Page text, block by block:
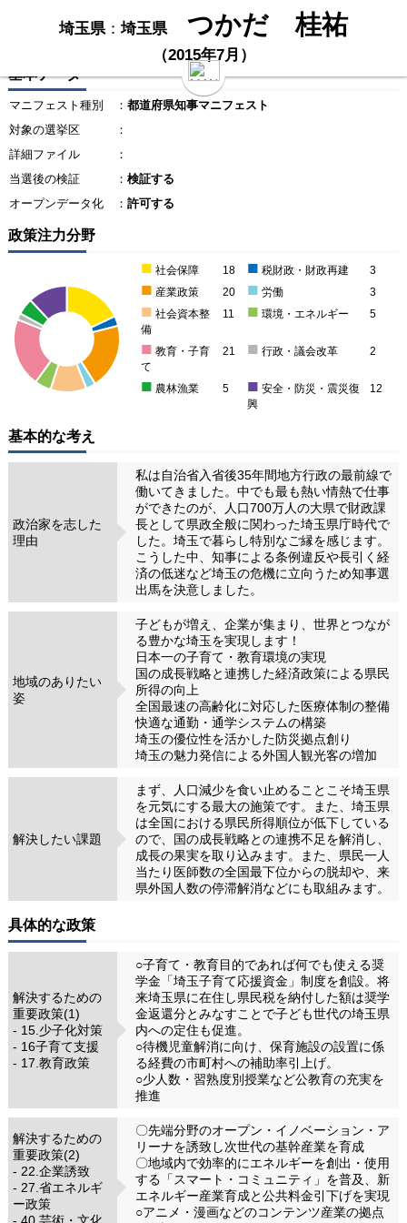
埼玉県：埼玉県 つかだ 桂祐
（2015年7月）
基本データ
マニフェスト種別 ： 都道府県知事マニフェスト
対象の選挙区
：
詳細ファイル
：
当選後の検証
： 検証する
オープンデータ化
： 許可する
政策注力分野
■ 社会保障 18 ■ 税財政・財政再建 3
■ 産業政策 20 ■ 労働 3
■ 社会資本整
備
11 ■ 環境・エネルギー 5
■ 教育・子育
て
21 ■ 行政・議会改革 2
■ 農林漁業 5 ■ 安全・防災・震災復
興
12
基本的な考え
政治家を志した
理由
私は自治省入省後35年間地方行政の最前線で
働いてきました。中でも最も熱い情熱で仕事
ができたのが、人口700万人の大県で財政課
長として県政全般に関わった埼玉県庁時代で
した。埼玉で暮らし特別なご縁を感じます。
こうした中、知事による条例違反や長引く経
済の低迷など埼玉の危機に立向うため知事選
出馬を決意しました。
地域のありたい
姿
子どもが増え、企業が集まり、世界とつなが
る豊かな埼玉を実現します！
日本一の子育て・教育環境の実現
国の成長戦略と連携した経済政策による県民
所得の向上
全国最速の高齢化に対応した医療体制の整備
快適な通勤・通学システムの構築
埼玉の優位性を活かした防災拠点創り
埼玉の魅力発信による外国人観光客の増加
解決したい課題
まず、人口減少を食い止めることこそ埼玉県
を元気にする最大の施策です。また、埼玉県
は全国における県民所得順位が低下している
ので、国の成長戦略との連携不足を解消し、
成長の果実を取り込みます。また、県民一人
当たり医師数の全国最下位からの脱却や、来
県外国人数の停滞解消などにも取組みます。
具体的な政策
解決するための
重要政策(1)
- 15.少子化対策
- 16子育て支援
- 17.教育政策
○子育て・教育目的であれば何でも使える奨
学金「埼玉子育て応援資金」制度を創設。将
来埼玉県に在住し県民税を納付した額は奨学
金返還分とみなすことで子ども世代の埼玉県
内への定住も促進。
○待機児童解消に向け、保育施設の設置に係
る経費の市町村への補助率引上げ。
○少人数・習熟度別授業など公教育の充実を
推進
解決するための
重要政策(2)
- 22.企業誘致
- 27.省エネルギ
ー政策
- 40.芸術・文化
〇先端分野のオープン・イノベーション・ア
リーナを誘致し次世代の基幹産業を育成
〇地域内で効率的にエネルギーを創出・使用
する「スマート・コミュニティ」を普及、新
エネルギー産業育成と公共料金引下げを実現
○アニメ・漫画などのコンテンツ産業の拠点